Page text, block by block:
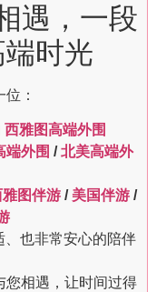
遇，一段
时光
：
西雅图高端外围
端外围 /北美高端外
雅图伴游 / 美国伴游 /
也非常安心的陪伴
您相遇，让时间过得